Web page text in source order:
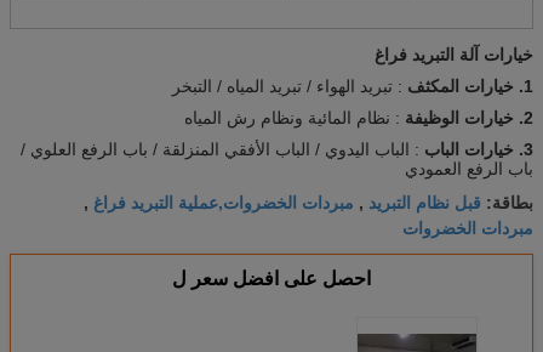
خيارات آلة التبريد فراغ
1. خيارات المكثف
: تبريد الهواء / تبريد المياه / التبخر
2. خيارات الوظيفة
: نظام المائية ونظام رش المياه
3. خيارات الباب
: الباب اليدوي / الباب الأفقي المنزلقة / باب الرفع العلوي /
باب الرفع العمودي
بطاقة: قبل نظام التبريد , مبردات الخضروات,عملية التبريد فراغ ,
مبردات الخضروات
احصل على افضل سعر ل